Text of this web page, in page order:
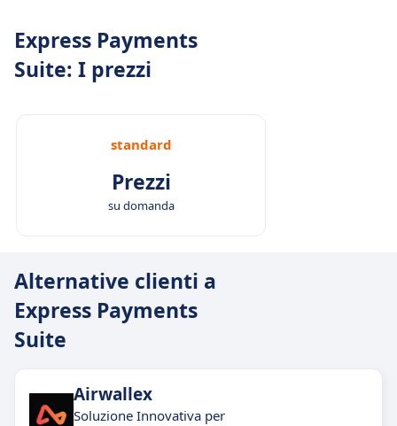
Express Payments
Suite: I prezzi
standard
Prezzi
su domanda
Alternative clienti a
Express Payments
Suite
Airwallex
Soluzione Innovativa per